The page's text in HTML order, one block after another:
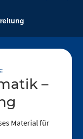
Material für